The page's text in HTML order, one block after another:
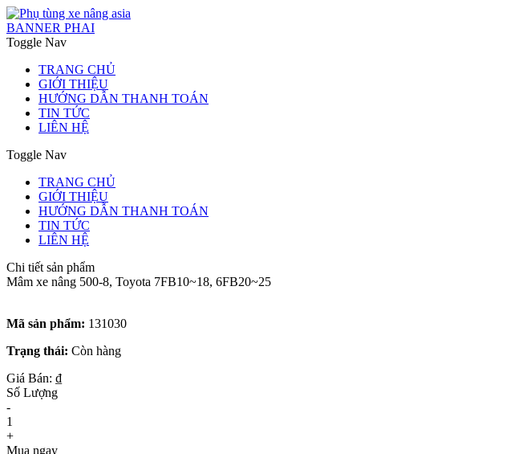
BANNER PHAI
Toggle Nav
TRANG CHỦ
GIỚI THIỆU
HƯỚNG DẪN THANH TOÁN
TIN TỨC
LIÊN HỆ
Toggle Nav
TRANG CHỦ
GIỚI THIỆU
HƯỚNG DẪN THANH TOÁN
TIN TỨC
LIÊN HỆ
Chi tiết sản phẩm
Mâm xe nâng 500-8, Toyota 7FB10~18, 6FB20~25
Mã sản phẩm: 131030
Trạng thái: Còn hàng
Giá Bán: ₫
Số Lượng
-
1
+
Mua ngay